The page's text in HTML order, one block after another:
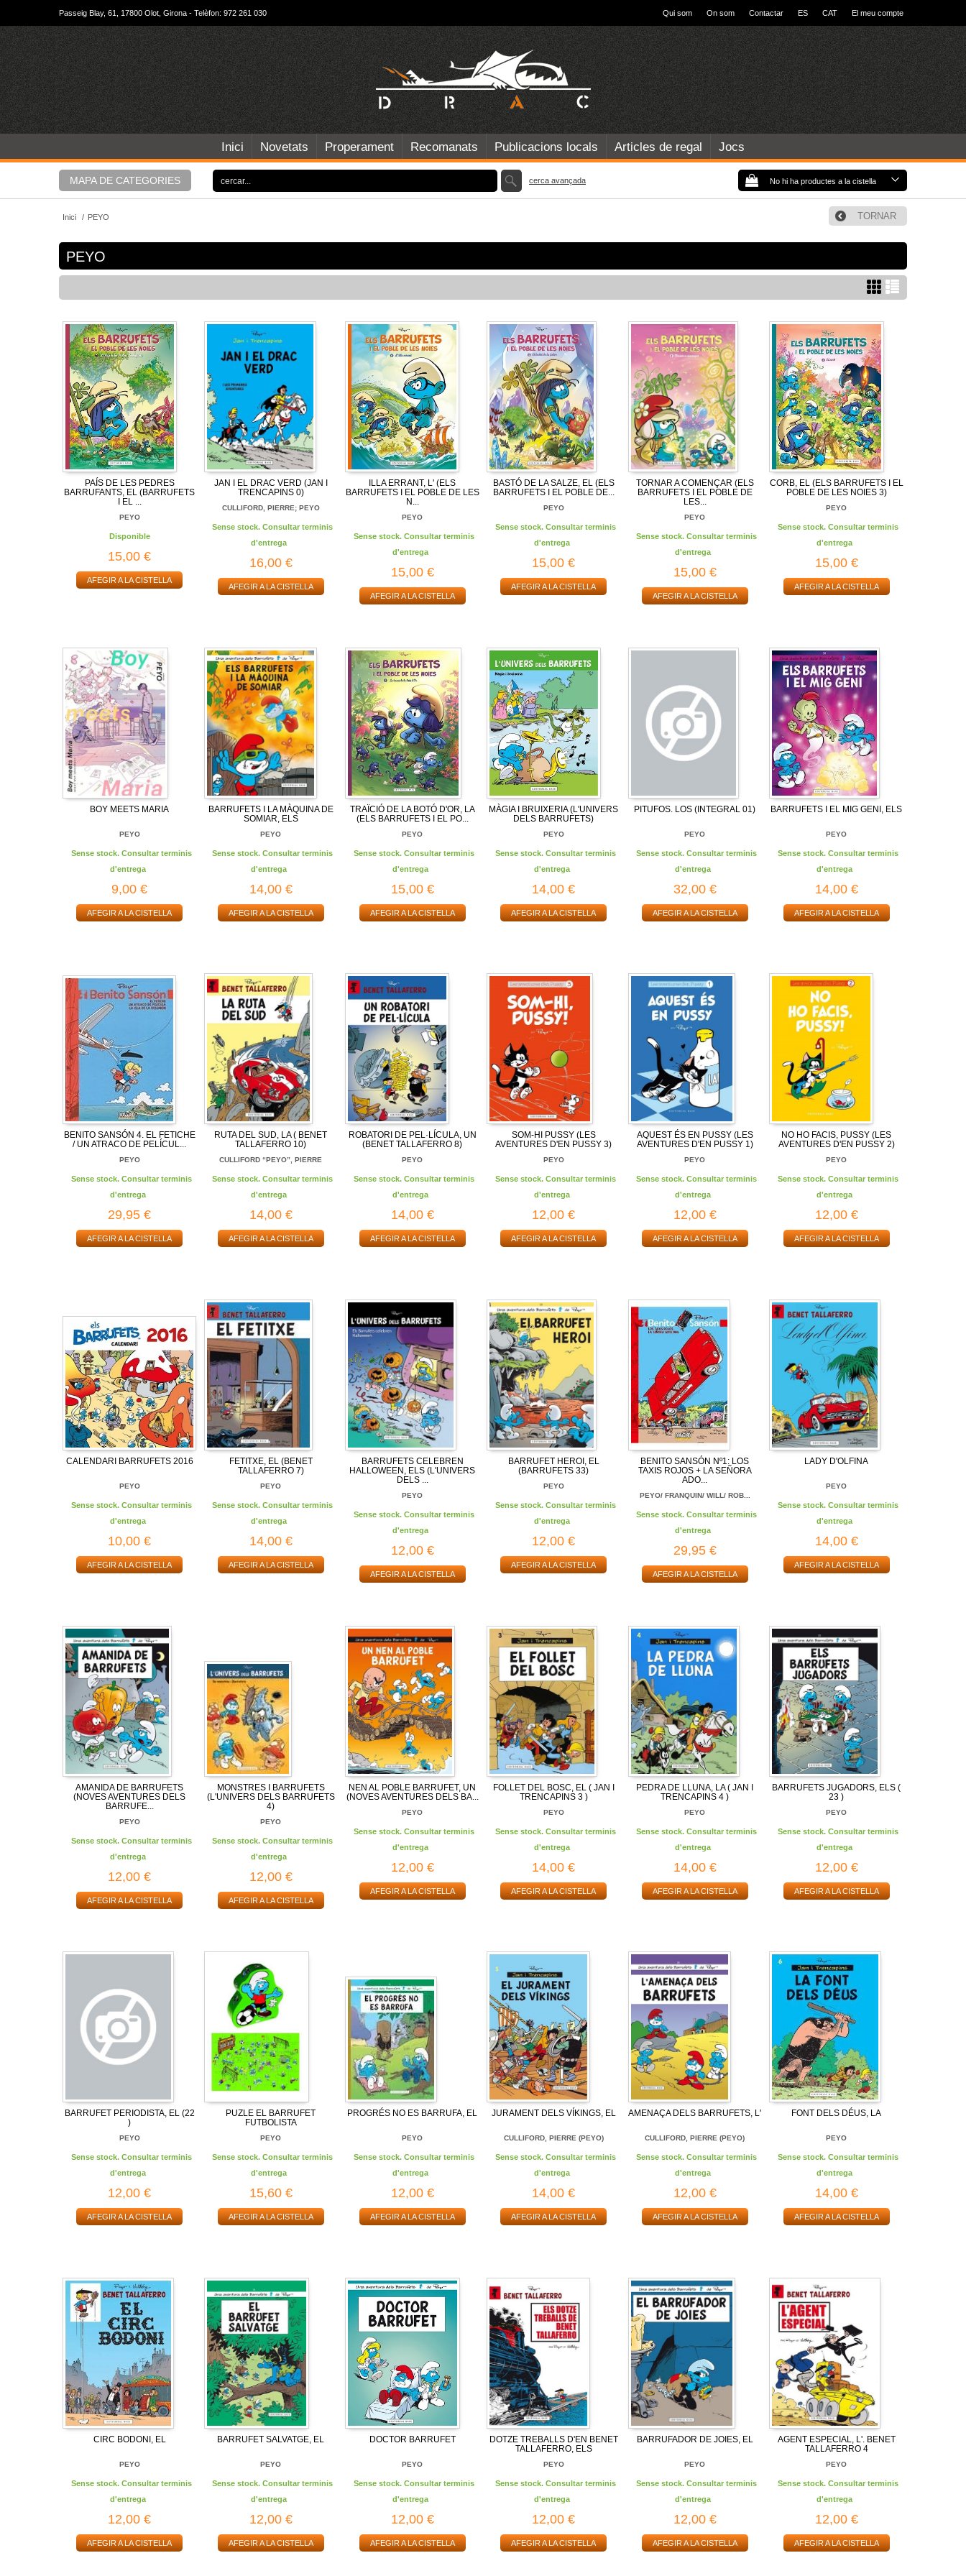
Passeig Blay, 61, 17800 Olot, Girona - Telèfon: 972 261 030 Qui som On som Contactar ES CAT El meu compte
Inici Novetats Properament Recomanats Publicacions locals Articles de regal Jocs
MAPA DE CATEGORIES No hi ha productes a la cistella
cerca avançada
Inici / PEYO TORNAR
PEYO
PAÍS DE LES PEDRES
BARRUFANTS, EL (BARRUFETS
I EL ...
PEYO
Disponible
15,00 €
AFEGIR A LA CISTELLA
JAN I EL DRAC VERD (JAN I
TRENCAPINS 0)
CULLIFORD, PIERRE; PEYO
Sense stock. Consultar terminis
d'entrega
16,00 €
AFEGIR A LA CISTELLA
ILLA ERRANT, L' (ELS
BARRUFETS I EL POBLE DE LES
N...
PEYO
Sense stock. Consultar terminis
d'entrega
15,00 €
AFEGIR A LA CISTELLA
BASTÓ DE LA SALZE, EL (ELS
BARRUFETS I EL POBLE DE...
PEYO
Sense stock. Consultar terminis
d'entrega
15,00 €
AFEGIR A LA CISTELLA
TORNAR A COMENÇAR (ELS
BARRUFETS I EL POBLE DE
LES...
PEYO
Sense stock. Consultar terminis
d'entrega
15,00 €
AFEGIR A LA CISTELLA
CORB, EL (ELS BARRUFETS I EL
POBLE DE LES NOIES 3)
PEYO
Sense stock. Consultar terminis
d'entrega
15,00 €
AFEGIR A LA CISTELLA
BOY MEETS MARIA
PEYO
Sense stock. Consultar terminis
d'entrega
9,00 €
AFEGIR A LA CISTELLA
BARRUFETS I LA MÀQUINA DE
SOMIAR, ELS
PEYO
Sense stock. Consultar terminis
d'entrega
14,00 €
AFEGIR A LA CISTELLA
TRAÏCIÓ DE LA BOTÓ D'OR, LA
(ELS BARRUFETS I EL PO...
PEYO
Sense stock. Consultar terminis
d'entrega
15,00 €
AFEGIR A LA CISTELLA
MÀGIA I BRUIXERIA (L'UNIVERS
DELS BARRUFETS)
PEYO
Sense stock. Consultar terminis
d'entrega
14,00 €
AFEGIR A LA CISTELLA
PITUFOS. LOS (INTEGRAL 01)
PEYO
Sense stock. Consultar terminis
d'entrega
32,00 €
AFEGIR A LA CISTELLA
BARRUFETS I EL MIG GENI, ELS
PEYO
Sense stock. Consultar terminis
d'entrega
14,00 €
AFEGIR A LA CISTELLA
BENITO SANSÓN 4. EL FETICHE
/ UN ATRACO DE PELÍCUL...
PEYO
Sense stock. Consultar terminis
d'entrega
29,95 €
AFEGIR A LA CISTELLA
RUTA DEL SUD, LA ( BENET
TALLAFERRO 10)
CULLIFORD “PEYO”, PIERRE
Sense stock. Consultar terminis
d'entrega
14,00 €
AFEGIR A LA CISTELLA
ROBATORI DE PEL·LÍCULA, UN
(BENET TALLAFERRO 8)
PEYO
Sense stock. Consultar terminis
d'entrega
14,00 €
AFEGIR A LA CISTELLA
SOM-HI PUSSY (LES
AVENTURES D'EN PUSSY 3)
PEYO
Sense stock. Consultar terminis
d'entrega
12,00 €
AFEGIR A LA CISTELLA
AQUEST ÉS EN PUSSY (LES
AVENTURES D'EN PUSSY 1)
PEYO
Sense stock. Consultar terminis
d'entrega
12,00 €
AFEGIR A LA CISTELLA
NO HO FACIS, PUSSY (LES
AVENTURES D'EN PUSSY 2)
PEYO
Sense stock. Consultar terminis
d'entrega
12,00 €
AFEGIR A LA CISTELLA
CALENDARI BARRUFETS 2016
PEYO
Sense stock. Consultar terminis
d'entrega
10,00 €
AFEGIR A LA CISTELLA
FETITXE, EL (BENET
TALLAFERRO 7)
PEYO
Sense stock. Consultar terminis
d'entrega
14,00 €
AFEGIR A LA CISTELLA
BARRUFETS CELEBREN
HALLOWEEN, ELS (L'UNIVERS
DELS ...
PEYO
Sense stock. Consultar terminis
d'entrega
12,00 €
AFEGIR A LA CISTELLA
BARRUFET HEROI, EL
(BARRUFETS 33)
PEYO
Sense stock. Consultar terminis
d'entrega
12,00 €
AFEGIR A LA CISTELLA
BENITO SANSÓN Nº1: LOS
TAXIS ROJOS + LA SEÑORA
ADO...
PEYO/ FRANQUIN/ WILL/ ROB...
Sense stock. Consultar terminis
d'entrega
29,95 €
AFEGIR A LA CISTELLA
LADY D'OLFINA
PEYO
Sense stock. Consultar terminis
d'entrega
14,00 €
AFEGIR A LA CISTELLA
AMANIDA DE BARRUFETS
(NOVES AVENTURES DELS
BARRUFE...
PEYO
Sense stock. Consultar terminis
d'entrega
12,00 €
AFEGIR A LA CISTELLA
MONSTRES I BARRUFETS
(L'UNIVERS DELS BARRUFETS
4)
PEYO
Sense stock. Consultar terminis
d'entrega
12,00 €
AFEGIR A LA CISTELLA
NEN AL POBLE BARRUFET, UN
(NOVES AVENTURES DELS BA...
PEYO
Sense stock. Consultar terminis
d'entrega
12,00 €
AFEGIR A LA CISTELLA
FOLLET DEL BOSC, EL ( JAN I
TRENCAPINS 3 )
PEYO
Sense stock. Consultar terminis
d'entrega
14,00 €
AFEGIR A LA CISTELLA
PEDRA DE LLUNA, LA ( JAN I
TRENCAPINS 4 )
PEYO
Sense stock. Consultar terminis
d'entrega
14,00 €
AFEGIR A LA CISTELLA
BARRUFETS JUGADORS, ELS (
23 )
PEYO
Sense stock. Consultar terminis
d'entrega
12,00 €
AFEGIR A LA CISTELLA
BARRUFET PERIODISTA, EL (22
)
PEYO
Sense stock. Consultar terminis
d'entrega
12,00 €
AFEGIR A LA CISTELLA
PUZLE EL BARRUFET
FUTBOLISTA
PEYO
Sense stock. Consultar terminis
d'entrega
15,60 €
AFEGIR A LA CISTELLA
PROGRÉS NO ES BARRUFA, EL
PEYO
Sense stock. Consultar terminis
d'entrega
12,00 €
AFEGIR A LA CISTELLA
JURAMENT DELS VÍKINGS, EL
CULLIFORD, PIERRE (PEYO)
Sense stock. Consultar terminis
d'entrega
14,00 €
AFEGIR A LA CISTELLA
AMENAÇA DELS BARRUFETS, L'
CULLIFORD, PIERRE (PEYO)
Sense stock. Consultar terminis
d'entrega
12,00 €
AFEGIR A LA CISTELLA
FONT DELS DÉUS, LA
PEYO
Sense stock. Consultar terminis
d'entrega
14,00 €
AFEGIR A LA CISTELLA
CIRC BODONI, EL
PEYO
Sense stock. Consultar terminis
d'entrega
12,00 €
AFEGIR A LA CISTELLA
BARRUFET SALVATGE, EL
PEYO
Sense stock. Consultar terminis
d'entrega
12,00 €
AFEGIR A LA CISTELLA
DOCTOR BARRUFET
PEYO
Sense stock. Consultar terminis
d'entrega
12,00 €
AFEGIR A LA CISTELLA
DOTZE TREBALLS D'EN BENET
TALLAFERRO, ELS
PEYO
Sense stock. Consultar terminis
d'entrega
12,00 €
AFEGIR A LA CISTELLA
BARRUFADOR DE JOIES, EL
PEYO
Sense stock. Consultar terminis
d'entrega
12,00 €
AFEGIR A LA CISTELLA
AGENT ESPECIAL, L'. BENET
TALLAFERRO 4
PEYO
Sense stock. Consultar terminis
d'entrega
12,00 €
AFEGIR A LA CISTELLA